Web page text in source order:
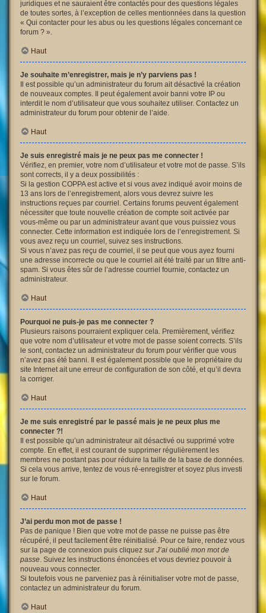
juridiques et ne sauraient être contactés pour des questions légales
de toutes sortes, à l’exception de celles mentionnées dans la question
« Qui contacter pour les abus ou les questions légales concernant ce
forum ? ».
Haut
Je souhaite m’enregistrer, mais je n’y parviens pas !
Il est possible qu’un administrateur du forum ait désactivé la création
de nouveaux comptes. Il peut également avoir banni votre IP ou
interdit le nom d’utilisateur que vous souhaitez utiliser. Contactez un
administrateur du forum pour obtenir de l’aide.
Haut
Je suis enregistré mais je ne peux pas me connecter !
Vérifiez, en premier, votre nom d’utilisateur et votre mot de passe. S’ils
sont corrects, il y a deux possibilités :
Si la gestion COPPA est active et si vous avez indiqué avoir moins de
13 ans lors de l’enregistrement, alors vous devrez suivre les
instructions reçues par courriel. Certains forums peuvent également
nécessiter que toute nouvelle création de compte soit activée par
vous-même ou par un administrateur avant que vous puissiez vous
connecter. Cette information est indiquée lors de l’enregistrement. Si
vous avez reçu un courriel, suivez ses instructions.
Si vous n’avez pas reçu de courriel, il se peut que vous ayez fourni
une adresse incorrecte ou que le courriel ait été traité par un filtre anti-
spam. Si vous êtes sûr de l’adresse courriel fournie, contactez un
administrateur.
Haut
Pourquoi ne puis-je pas me connecter ?
Plusieurs raisons pourraient expliquer cela. Premièrement, vérifiez
que votre nom d’utilisateur et votre mot de passe soient corrects. S’ils
le sont, contactez un administrateur du forum pour vérifier que vous
n’avez pas été banni. Il est également possible que le propriétaire du
site Internet ait une erreur de configuration de son côté, et qu’il devra
la corriger.
Haut
Je me suis enregistré par le passé mais je ne peux plus me
connecter ?!
Il est possible qu’un administrateur ait désactivé ou supprimé votre
compte. En effet, il est courant de supprimer régulièrement les
membres ne postant pas pour réduire la taille de la base de données.
Si cela vous arrive, tentez de vous ré-enregistrer et soyez plus investi
sur le forum.
Haut
J’ai perdu mon mot de passe !
Pas de panique ! Bien que votre mot de passe ne puisse pas être
récupéré, il peut facilement être réinitialisé. Pour ce faire, rendez vous
sur la page de connexion puis cliquez sur J’ai oublié mon mot de
passe. Suivez les instructions énoncées et vous devriez pouvoir à
nouveau vous connecter.
Si toutefois vous ne parveniez pas à réinitialiser votre mot de passe,
contactez un administrateur du forum.
Haut